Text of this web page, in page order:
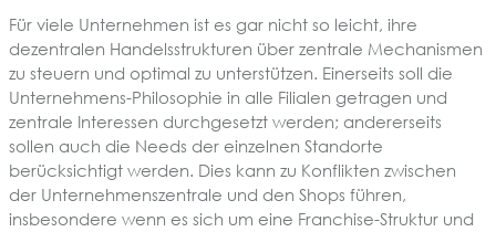
Für viele Unternehmen ist es gar nicht so leicht, ihre
dezentralen Handelsstrukturen über zentrale Mechanismen
zu steuern und optimal zu unterstützen. Einerseits soll die
Unternehmens-Philosophie in alle Filialen getragen und
zentrale Interessen durchgesetzt werden; andererseits
sollen auch die Needs der einzelnen Standorte
berücksichtigt werden. Dies kann zu Konflikten zwischen
der Unternehmenszentrale und den Shops führen,
insbesondere wenn es sich um eine Franchise-Struktur und